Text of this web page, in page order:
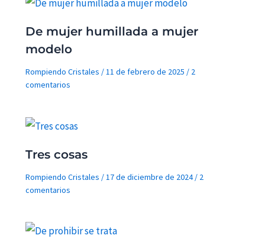
De mujer humillada a mujer
modelo
Rompiendo Cristales /11 de febrero de 2025 / 2
comentarios
Tres cosas
Rompiendo Cristales /17 de diciembre de 2024/ 2
comentarios